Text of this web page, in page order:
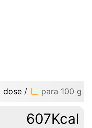
dose / para 100 g
607Kcal